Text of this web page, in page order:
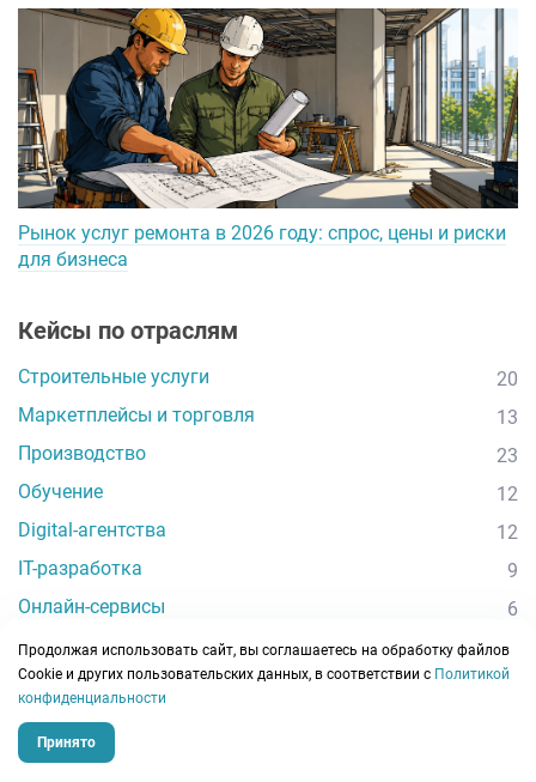
Рынок услуг ремонта в 2026 году: спрос, цены и риски
для бизнеса
Кейсы по отраслям
Строительные услуги
20
Маркетплейсы и торговля
13
Производство
23
Обучение
12
Digital-агентства
12
IT-разработка
9
Онлайн-сервисы
6
Другие сферы
46
Продолжая использовать сайт, вы соглашаетесь на обработку файлов
Сookie и других пользовательских данных, в соответствии с Политикой
конфиденциальности
Принято